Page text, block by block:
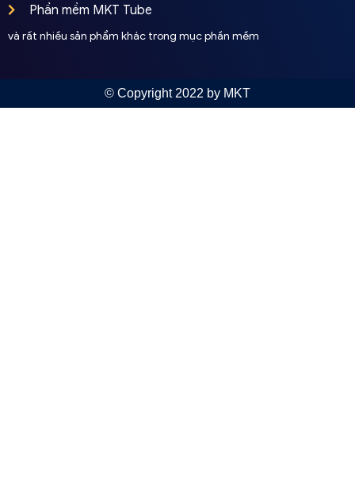
Phần mềm MKT Tube
và rất nhiều sản phẩm khác trong mục phần mềm
© Copyright 2022 by MKT